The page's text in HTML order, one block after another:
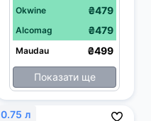
Okwine ₴479
Alcomag ₴479
Maudau ₴499
Показати ще
0.75 л